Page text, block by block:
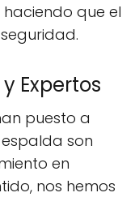
que el
Expertos
puesto a
son
en
nos hemos